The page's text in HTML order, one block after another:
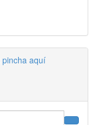
pincha aquí